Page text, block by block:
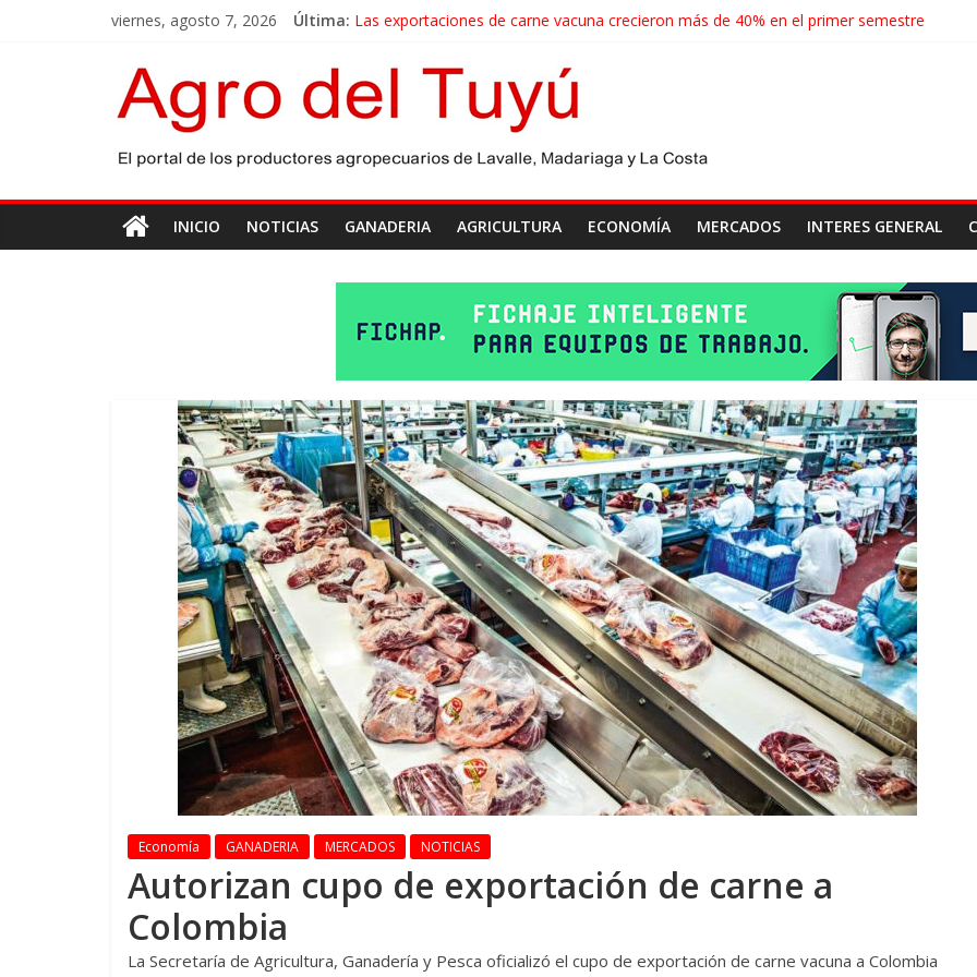
viernes, agosto 7, 2026 Última: Las exportaciones de carne vacuna crecieron más de 40% en el primer semestre
El gobierno bonaerense realizará un censo para actualizar el mapa de la producción
Las exportaciones agroindustriales anotaron un récord histórico en el primer semestre
Maíz: estiman una cosecha récord de 71,5 millones de toneladas
INICIO NOTICIAS GANADERIA AGRICULTURA ECONOMÍA MERCADOS INTERES GENERAL
Economía GANADERIA MERCADOS NOTICIAS
Autorizan cupo de exportación de carne a
Colombia
La Secretaría de Agricultura, Ganadería y Pesca oficializó el cupo de exportación de carne vacuna a Colombia